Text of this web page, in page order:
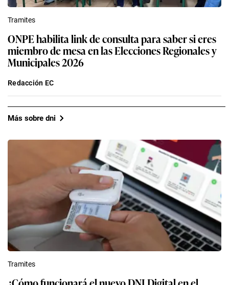
Tramites
ONPE habilita link de consulta para saber si eres
miembro de mesa en las Elecciones Regionales y
Municipales 2026
Redacción EC
Más sobre dni
Tramites